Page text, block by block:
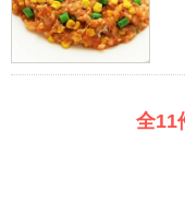
全11